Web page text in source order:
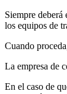
Siempre deberá
los equipos de
Cuando
La empresa de
En el caso de